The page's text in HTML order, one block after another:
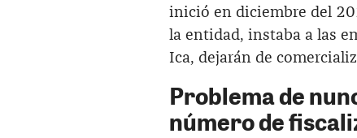
inició en diciembre del
la entidad, instaba a las
Ica, dejarán de
Problema de
número de